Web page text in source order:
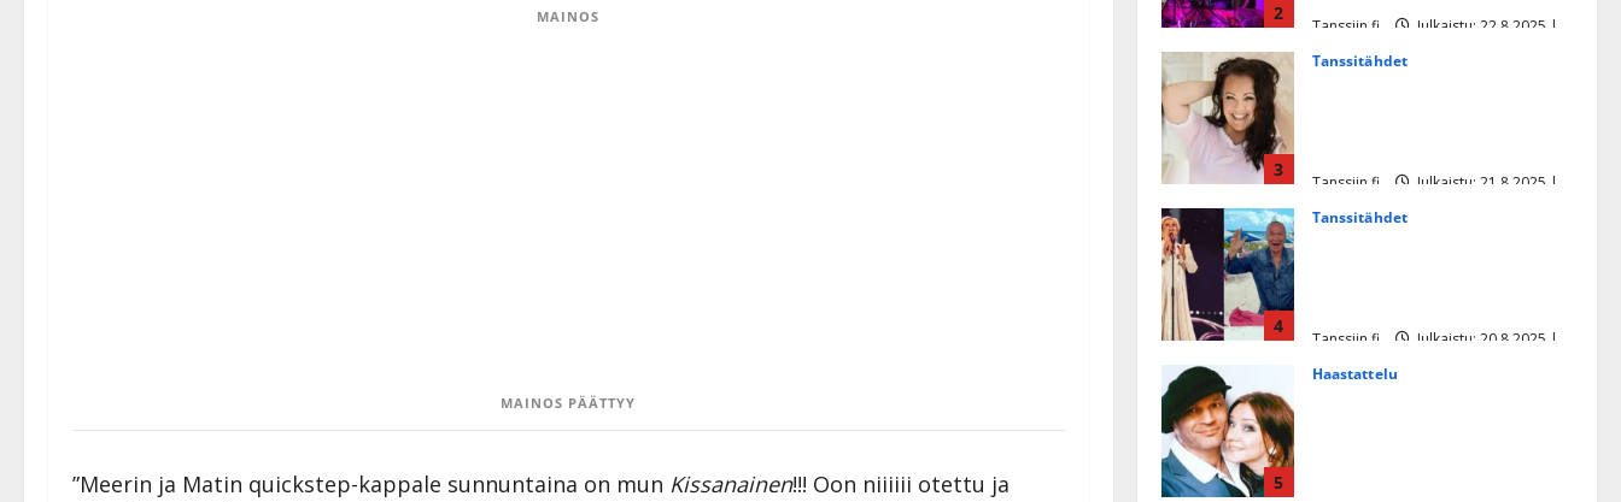
MAINOS
MAINOS PÄÄTTYY
”Meerin ja Matin quickstep-kappale sunnuntaina on mun Kissanainen!!! Oon niiiiii otettu ja
2
Tanssiin.fi
Julkaistu: 22.8.2025 |
3
Tanssitähdet
Tanssiin.fi
Julkaistu: 21.8.2025 |
4
Tanssitähdet
Tanssiin.fi
Julkaistu: 20.8.2025 |
5
Haastattelu